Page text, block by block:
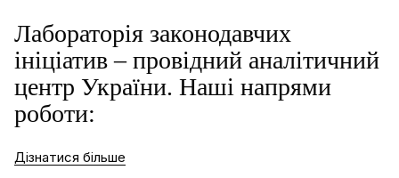
Лабораторія законодавчих
ініціатив –провідний аналітичний
центр України. Наші напрями
роботи:
Дізнатися більше